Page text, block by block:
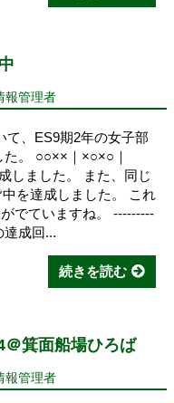
報管理者
て、ES9期2年の女子部
。 ○○××｜×○×○｜
しました。 また、同じ
を達成しました。 これ
でていますね。 ---------
達成回...
続きを読む
＠箕面船場ひろば
報管理者